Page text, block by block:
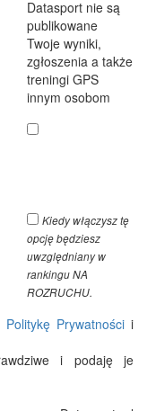
Datasport nie są
publikowane
Twoje wyniki,
zgłoszenia a także
treningi GPS
innym osobom
Kiedy włączysz tę
opcję będziesz
uwzględniany w
rankingu NA
ROZRUCHU.
Politykę Prywatności i
i podaję je